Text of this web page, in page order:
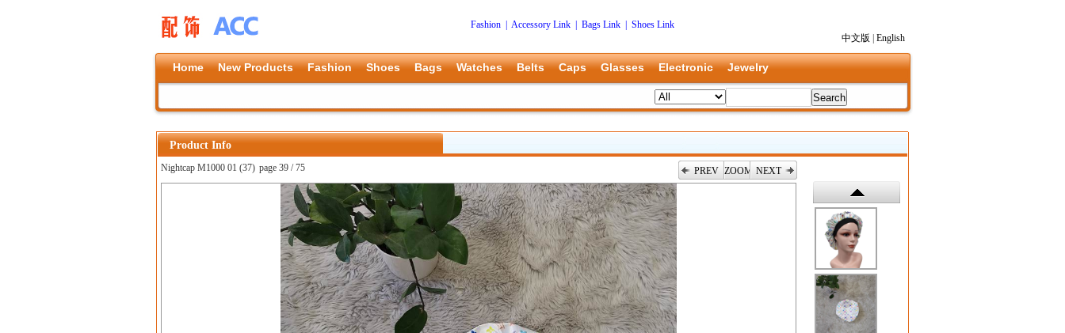
Fashion Accessory Link Bags Link
Shoes Link
中文版
English
Home New Products Fashion Shoes Bags Watches Belts Caps Glasses Electronic Jewelry
Product Info
Nightcap M1000 01 (37) page 39 / 75 PREV ZOOM NEXT
上一张